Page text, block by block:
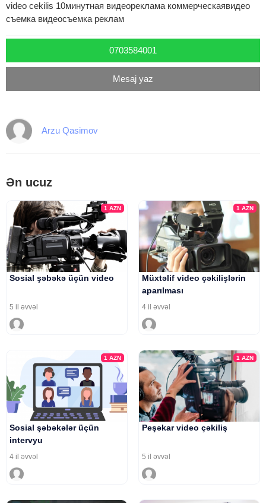
video cekilis 10минутная видеореклама коммерческаявидео
съемка видеосъемка реклам
0703584001
Mesaj yaz
Arzu Qasimov
Ən ucuz
1AZN
Sosial şəbəkə üçün video
5 il əvvəl
1 AZN
Müxtəlif video çəkilişlərin
aparılması
4 il əvvəl
1AZN
Sosial şəbəkələr üçün
intervyu
4 il əvvəl
1 AZN
Peşəkar video çəkiliş
5 il əvvəl